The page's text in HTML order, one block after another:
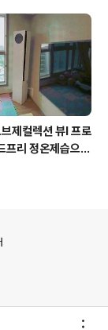
제컬렉션 뷰I 프로
프리 정온제습으로